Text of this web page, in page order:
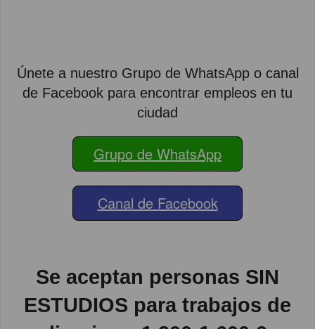
Únete a nuestro Grupo de WhatsApp o canal
de Facebook para encontrar empleos en tu
ciudad
Grupo de WhatsApp
Canal de Facebook
Se aceptan personas SIN
ESTUDIOS para trabajos de